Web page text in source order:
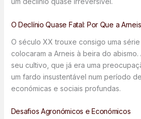
O Declínio Quase Fatal: Por Que a
O século XX trouxe consigo uma
colocaram a Arneis à beira do
seu cultivo, que já era uma
um fardo insustentável num período
económicas e sociais profundas.
Desafios Agronómicos e Económicos